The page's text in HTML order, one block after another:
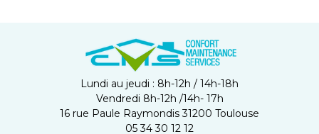
Lundi au jeudi : 8h-12h / 14h-18h
Vendredi 8h-12h /14h- 17h
16 rue Paule Raymondis 31200 Toulouse
05 34 30 12 12